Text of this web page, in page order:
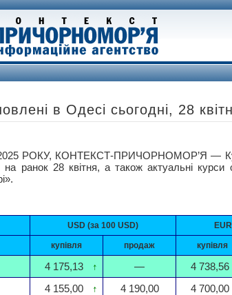
в Одесі сьогодні, 28
РОКУ, КОНТЕКСТ-ПРИЧОРНОМОР’Я —
на ранок 28 квітня, а також актуальні курси
USD (за 100 USD)
купівля продаж купівля
4 175,13 ↑ — 4 738,56
4 155,00 ↑ 4 190,00 4 700,00